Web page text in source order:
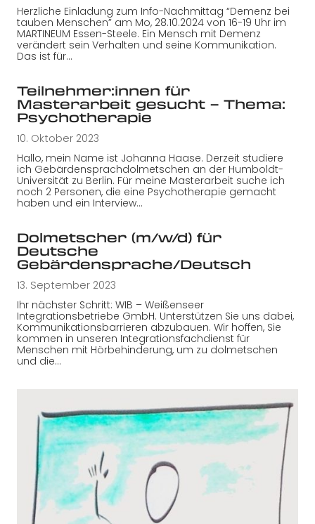
Herzliche Einladung zum Info-Nachmittag “Demenz bei
tauben Menschen” am Mo, 28.10.2024 von 16-19 Uhr im
MARTINEUM Essen-Steele. Ein Mensch mit Demenz
verändert sein Verhalten und seine Kommunikation.
Das ist für…
Teilnehmer:innen für
Masterarbeit gesucht – Thema:
Psychotherapie
10. Oktober 2023
Hallo, mein Name ist Johanna Haase. Derzeit studiere
ich Gebärdensprachdolmetschen an der Humboldt-
Universität zu Berlin. Für meine Masterarbeit suche ich
noch 2 Personen, die eine Psychotherapie gemacht
haben und ein Interview…
Dolmetscher (m/w/d) für
Deutsche
Gebärdensprache/Deutsch
13. September 2023
Ihr nächster Schritt: WIB – Weißenseer
Integrationsbetriebe GmbH. Unterstützen Sie uns dabei,
Kommunikationsbarrieren abzubauen. Wir hoffen, Sie
kommen in unseren Integrationsfachdienst für
Menschen mit Hörbehinderung, um zu dolmetschen
und die…